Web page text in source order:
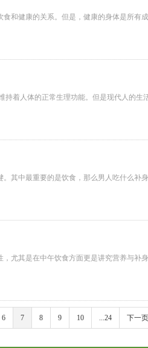
和健康的关系。但是，健康的身体是所有
着人体的正常生理功能。但是现代人的生
其中最重要的是饮食，那么男人吃什么补
尤其是在中午饮食方面更是讲究营养与补
6 7 8 9 10 ...24 下一页